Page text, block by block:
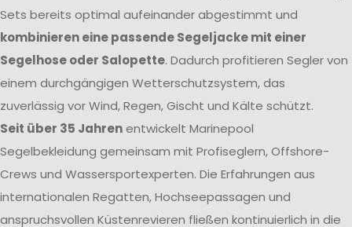
Sets bereits optimal aufeinander abgestimmt und
kombinieren eine passende Segeljacke mit einer
Segelhose oder Salopette. Dadurch profitieren Segler von
einem durchgängigen Wetterschutzsystem, das
zuverlässig vor Wind, Regen, Gischt und Kälte schützt.
Seit über 35 Jahrenentwickelt Marinepool
Segelbekleidung gemeinsam mit Profiseglern, Offshore-
Crews und Wassersportexperten. Die Erfahrungen aus
internationalen Regatten, Hochseepassagen und
anspruchsvollen Küstenrevieren fließen kontinuierlich in die